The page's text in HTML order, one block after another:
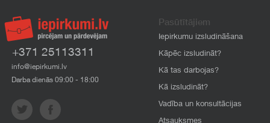
+371 25113311
info@iepirkumi.lv
Darba dienās 09:00 - 18:00
Pasūtītājiem
Iepirkumu izsludināšana
Kāpēc izsludināt?
Kā tas darbojas?
Kā izsludināt?
Vadība un konsultācijas